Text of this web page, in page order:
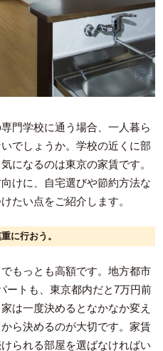
門学校に通う場合、一人暮ら
でしょうか。学校の近くに部
になるのは東京の家賃です。
けに、自宅選びや節約方法な
たい点をご紹介します。
に行おう。
もっとも高額です。地方都市
ートも、東京都内だと7万円前
は一度決めるとなかなか変え
ら決めるのが大切です。家賃
られる部屋を選ばなければい